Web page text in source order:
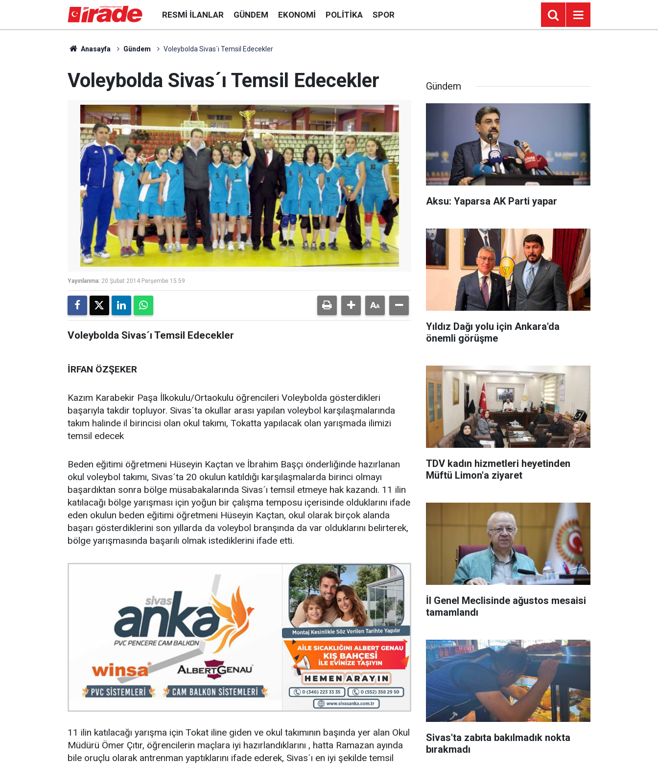
RESMI İLANLAR GÜNDEM EKONOMI POLITIKA SPOR
Anasayfa Gündem Voleybolda Sivas´ı Temsil Edecekler
Voleybolda Sivas´ı Temsil Edecekler
Yayınlanma: 20 Şubat 2014 Perşembe 15:59
Voleybolda Sivas´ı Temsil Edecekler
İRFAN ÖZŞEKER
Kazım Karabekir Paşa İlkokulu/Ortaokulu öğrencileri Voleybolda gösterdikleri
başarıyla takdir topluyor. Sivas´ta okullar arası yapılan voleybol karşılaşmalarında
takım halinde il birincisi olan okul takımı, Tokatta yapılacak olan yarışmada ilimizi
temsil edecek
Beden eğitimi öğretmeni Hüseyin Kaçtan ve İbrahim Başçı önderliğinde hazırlanan
okul voleybol takımı, Sivas´ta 20 okulun katıldığı karşılaşmalarda birinci olmayı
başardıktan sonra bölge müsabakalarında Sivas´ı temsil etmeye hak kazandı. 11 ilin
katılacağı bölge yarışması için yoğun bir çalışma temposu içerisinde olduklarını ifade
eden okulun beden eğitimi öğretmeni Hüseyin Kaçtan, okul olarak birçok alanda
başarı gösterdiklerini son yıllarda da voleybol branşında da var olduklarını belirterek,
bölge yarışmasında başarılı olmak istediklerini ifade etti.
11 ilin katılacağı yarışma için Tokat iline giden ve okul takımının başında yer alan Okul
Müdürü Ömer Çıtır, öğrencilerin maçlara iyi hazırlandıklarını , hatta Ramazan ayında
bile oruçlu olarak antrenman yaptıklarını ifade ederek, Sivas´ı en iyi şekilde temsil
Gündem
Aksu: Yaparsa AK Parti yapar
Yıldız Dağı yolu için Ankara'da
önemli görüşme
TDV kadın hizmetleri heyetinden
Müftü Limon'a ziyaret
İl Genel Meclisinde ağustos mesaisi
tamamlandı
Sivas'ta zabıta bakılmadık nokta
bırakmadı